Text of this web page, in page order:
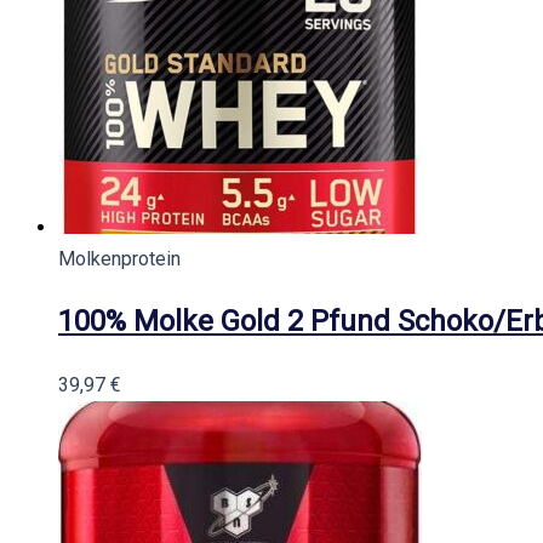
Molkenprotein
100% Molke Gold 2 Pfund Schoko/
39,97 €